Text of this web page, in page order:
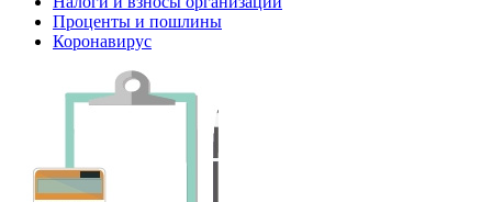
Проценты и пошлины
Коронавирус